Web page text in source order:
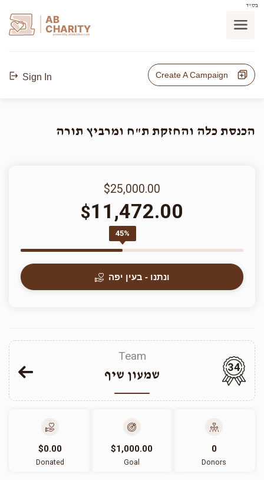
בס"ד
AB
CHARITY
powerd by ahblicklive.com
Sign In Create A Campaign
הכנסת כלה והחזקת ת"ח ומרביץ תורה
$25,000.00
$11,472.00
45%
ונתנו - בעין יפה
Team
שמעון שיף
34
$0.00
Donated
$1,000.00
Goal
0
Donors